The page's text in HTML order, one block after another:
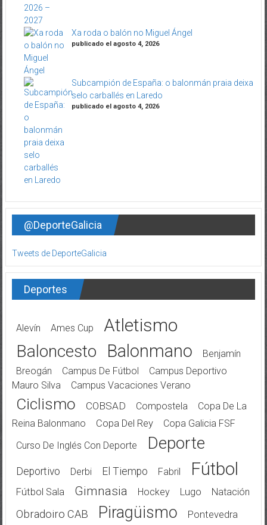
Xa roda o balón no Miguel Ángel
publicado el agosto 4, 2026
Subcampión de España: o balonmán praia deixa
selo carballés en Laredo
publicado el agosto 4, 2026
@DeporteGalicia
Tweets de DeporteGalicia
Deportes
Alevín Ames Cup Atletismo
Baloncesto Balonmano
Benjamín
Breogán
Campus De Fútbol
Campus Deportivo
Mauro Silva
Campus Vacaciones Verano
Ciclismo COBSAD Compostela
Copa De La
Reina Balonmano
Copa Del Rey
Copa Galicia FSF
Curso De Inglés Con Deporte
Deporte
Deportivo Derbi El Tiempo Fabril Fútbol
Fútbol Sala Gimnasia Hockey Lugo Natación
Obradoiro CAB Piragüismo
Pontevedra